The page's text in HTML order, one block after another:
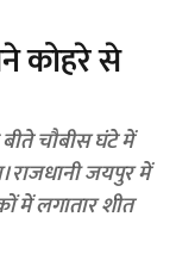
कोहरे से
चौबीस घंटे में
राजधानी जयपुर में
में लगातार शीत